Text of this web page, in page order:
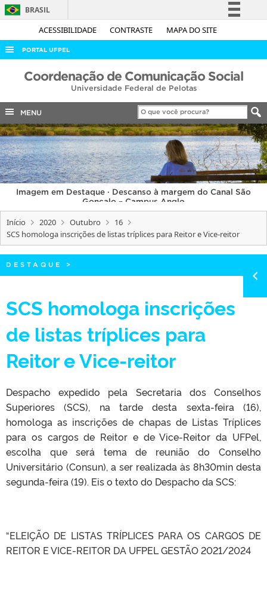
ACESSIBILIDADE CONTRASTE MAPA DO SITE
BRASIL
Simplifique!
Acesso à informação
Legislação
Canais
PORTAL UFPEL
ACESSO À INFORMAÇÃO
COBALTO
CONCURSOS
EDITAIS
INTERNACIONAL
OUVIDORIA
PORTARIAS
TELEFONES
Coordenação de Comunicação Social
Universidade Federal de Pelotas
MENU
Imagem em Destaque · Descanso à margem do Canal São
Gonçalo – Campus Anglo
Início 2020 Outubro
16
SCS homologa inscrições de listas tríplices para Reitor e Vice-reitor
DESTAQUE >
SCS homologa inscrições
de listas tríplices para
Reitor e Vice-reitor
Despacho expedido pela Secretaria dos Conselhos
Superiores (SCS), na tarde desta sexta-feira (16),
homologa as inscrições de chapas de Listas Tríplices
para os cargos de Reitor e de Vice-Reitor da UFPel,
escolha que será tema de reunião do Conselho
Universitário (Consun), a ser realizada às 8h30min desta
segunda-feira (19). Eis o texto do Despacho da SCS:
“ELEIÇÃO DE LISTAS TRÍPLICES PARA OS CARGOS DE
REITOR E VICE-REITOR DA UFPEL GESTÃO 2021/2024